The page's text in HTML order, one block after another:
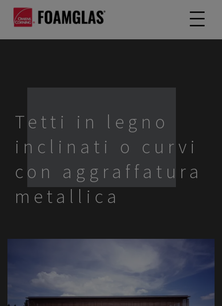
Tetti in legno
inclinati o curvi
con aggraffatura
metallica